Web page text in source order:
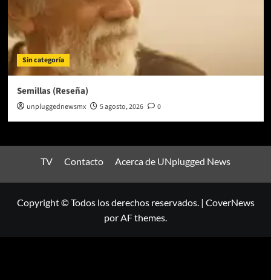
Sin categoría
Semillas (Reseña)
unpluggednewsmx 5 agosto, 2026 0
TV Contacto Acerca de UNplugged News
Copyright © Todos los derechos reservados. | CoverNews
por AF themes.